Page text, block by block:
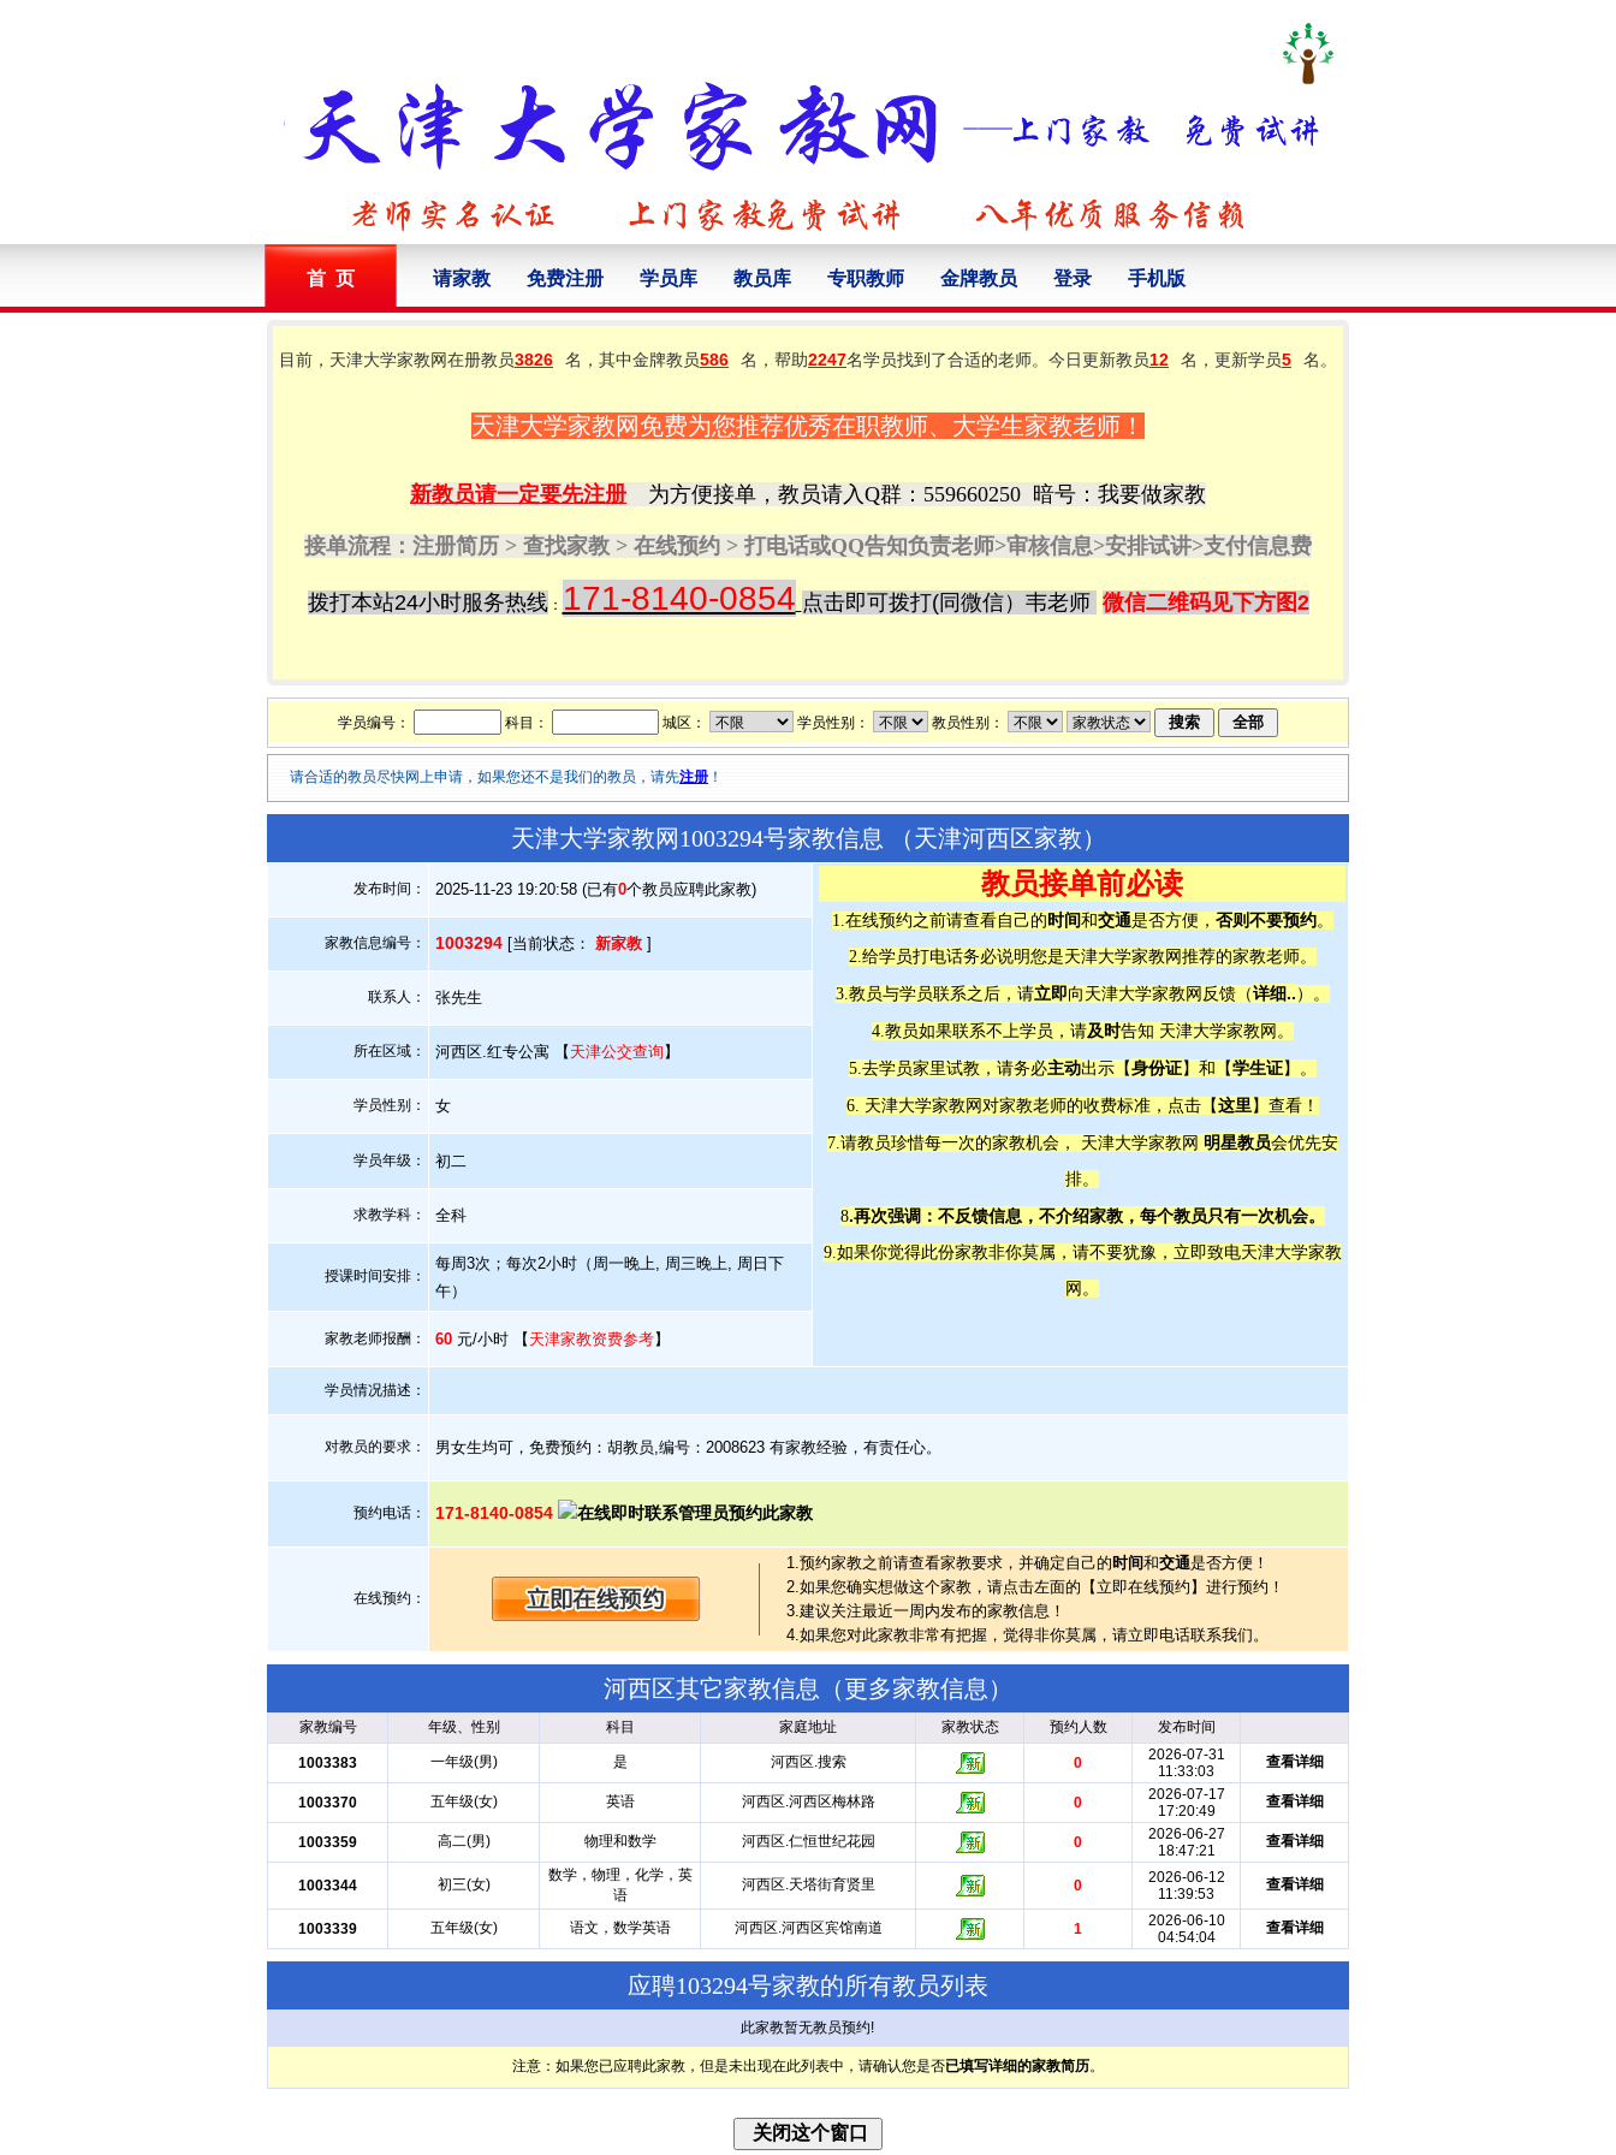
首 页 请家教 免费注册 学员库 教员库 专职教师 金牌教员 登录 手机版
目前，天津大学家教网在册教员3826 名，其中金牌教员586 名，帮助2247名学员找到了合适的老师。今日更新教员12 名，更新学员5 名。
天津大学家教网免费为您推荐优秀在职教师、大学生家教老师！
新教员请一定要先注册 为方便接单，教员请入Q群 ：559660250 暗号：我要做家教
接单流程：注册简历 > 查找家教 > 在线预约 > 打电话或QQ告知负责老师>审核信息>安排试讲>支付信息费
拨打本站24小时服务热线： 171-8140-0854 点击即可拨打(同微信）韦老师 微信二维码见下方图2
学员编号： 科目： 城区： 学员性别： 教员性别：
请合适的教员尽快网上申请，如果您还不是我们的教员，请先注册 ！
天津大学家教网1003294号家教信息 （天津河西区家教）
发布时间： 2025-11-23 19:20:58 (已有0个教员应聘此家教) 教员接单前必读
1.在线预约之前请查看自己的时间和交通是否方便， 否则不要预约。
2.给学员打电话务必说明您是天津大学家教网推荐的家教老师。
3.教员与学员联系之后，请立即向天津大学家教网反馈（详细.. ）。
4.教员如果联系不上学员，请及时告知 天津大学家教网。
5.去学员家里试教，请务必主动出示【身份证】和【学生证】。
6. 天津大学家教网对家教老师的收费标准，点击【这里】查看！
7.请教员珍惜每一次的家教机会， 天津大学家教网 明星教员会优先安
排。
8.再次强调：不反馈信息，不介绍家教，每个教员只有一次机会。
9.如果你觉得此份家教非你莫属，请不要犹豫，立即致电天津大学家教
网。
家教信息编号： 1003294 [当前状态： 新家教 ]
联系人： 张先生
所在区域： 河西区.红专公寓 【 天津公交查询 】
学员性别： 女
学员年级： 初二
求教学科： 全科
授课时间安排：
每周3次；每次2小时（周一晚上, 周三晚上, 周日下
午）
家教老师报酬： 60 元/小时 【 天津家教资费参考】
学员情况描述：
对教员的要求： 男女生均可，免费预约：胡教员,编号：2008623 有家教经验，有责任心。
预约电话： 171-8140-0854
在线预约：
1.预约家教之前请查看家教要求，并确定自己的时间和交通是否方便！
2.如果您确实想做这个家教，请点击左面的【立即在线预约】进行预约！
3.建议关注最近一周内发布的家教信息！
4.如果您对此家教非常有把握，觉得非你莫属，请立即电话联系我们。
河西区其它家教信息（更多家教信息 ）
家教编号 年级、性别 科目 家庭地址 家教状态 预约人数 发布时间
1003383 一年级(男) 是 河西区.搜索 0
2026-07-31
11:33:03
查看详细
1003370 五年级(女) 英语 河西区.河西区梅林路 0
2026-07-17
17:20:49
查看详细
1003359 高二(男) 物理和数学 河西区.仁恒世纪花园 0
2026-06-27
18:47:21
查看详细
1003344 初三(女)
数学，物理，化学，英
语
河西区.天塔街育贤里 0
2026-06-12
11:39:53
查看详细
1003339 五年级(女) 语文，数学英语 河西区.河西区宾馆南道 1
2026-06-10
04:54:04
查看详细
应聘103294号家教的所有教员列表
此家教暂无教员预约!
注意：如果您已应聘此家教，但是未出现在此列表中，请确认您是否已填写详细的家教简历。